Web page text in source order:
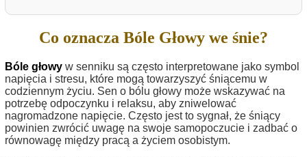
Co oznacza Bóle Głowy we śnie?
Bóle głowy w senniku są często interpretowane jako symbol
napięcia i stresu, które mogą towarzyszyć śniącemu w
codziennym życiu. Sen o bólu głowy może wskazywać na
potrzebę odpoczynku i relaksu, aby zniwelować
nagromadzone napięcie. Często jest to sygnał, że śniący
powinien zwrócić uwagę na swoje samopoczucie i zadbać o
równowagę między pracą a życiem osobistym.